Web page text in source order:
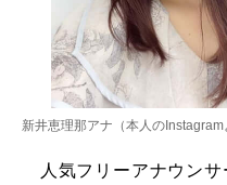
新井恵理那アナ（本人のInstagram
人気フリーアナウンサ